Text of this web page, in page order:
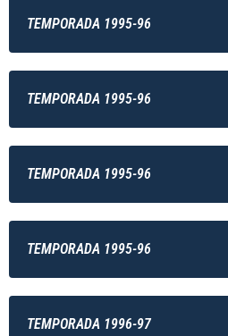
TEMPORADA 1995-96
TEMPORADA 1995-96
TEMPORADA 1995-96
TEMPORADA 1995-96
TEMPORADA 1996-97